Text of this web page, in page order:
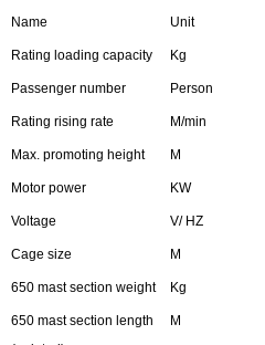
Name Unit
Rating loading capacity Kg
Passenger number Person
Rating rising rate M/min
Max. promoting height M
Motor power KW
Voltage V/ HZ
Cage size M
650 mast section weight Kg
650 mast section length
M